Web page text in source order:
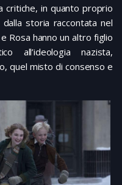
in quanto proprio
storia raccontata nel
Rosa hanno un altro figlio
all’ideologia nazista,
quel misto di consenso e